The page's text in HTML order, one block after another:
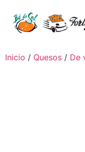
Inicio / Quesos / De